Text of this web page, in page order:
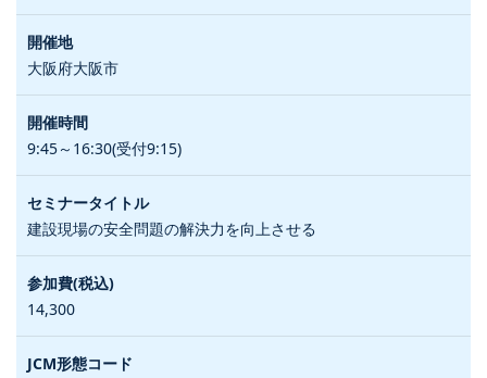
大阪府大阪市
9:45～16:30(受付9:15)
建設現場の安全問題の解決力を向上させる
14,300